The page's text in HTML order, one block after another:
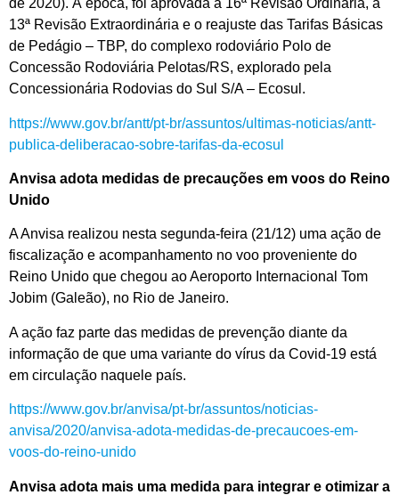
de 2020). À época, foi aprovada a 16ª Revisão Ordinária, a
13ª Revisão Extraordinária e o reajuste das Tarifas Básicas
de Pedágio – TBP, do complexo rodoviário Polo de
Concessão Rodoviária Pelotas/RS, explorado pela
Concessionária Rodovias do Sul S/A – Ecosul.
https://www.gov.br/antt/pt-br/assuntos/ultimas-noticias/antt-
publica-deliberacao-sobre-tarifas-da-ecosul
Anvisa adota medidas de precauções em voos do Reino
Unido
A Anvisa realizou nesta segunda-feira (21/12) uma ação de
fiscalização e acompanhamento no voo proveniente do
Reino Unido que chegou ao Aeroporto Internacional Tom
Jobim (Galeão), no Rio de Janeiro.
A ação faz parte das medidas de prevenção diante da
informação de que uma variante do vírus da Covid-19 está
em circulação naquele país.
https://www.gov.br/anvisa/pt-br/assuntos/noticias-
anvisa/2020/anvisa-adota-medidas-de-precaucoes-em-
voos-do-reino-unido
Anvisa adota mais uma medida para integrar e otimizar a